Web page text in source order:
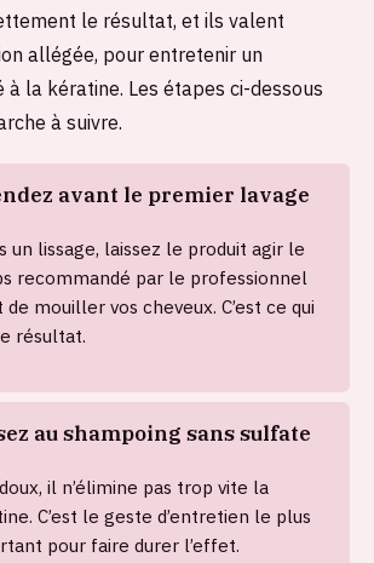
le résultat, et ils valent
allégée, pour entretenir un
à la kératine. Les étapes ci-dessous
à suivre.
avant le premier lavage
un lissage, laissez le produit agir le
recommandé par le professionnel
de mouiller vos cheveux. C’est ce qui
résultat.
au shampoing sans sulfate
il n’élimine pas trop vite la
C’est le geste d’entretien le plus
pour faire durer l’effet.